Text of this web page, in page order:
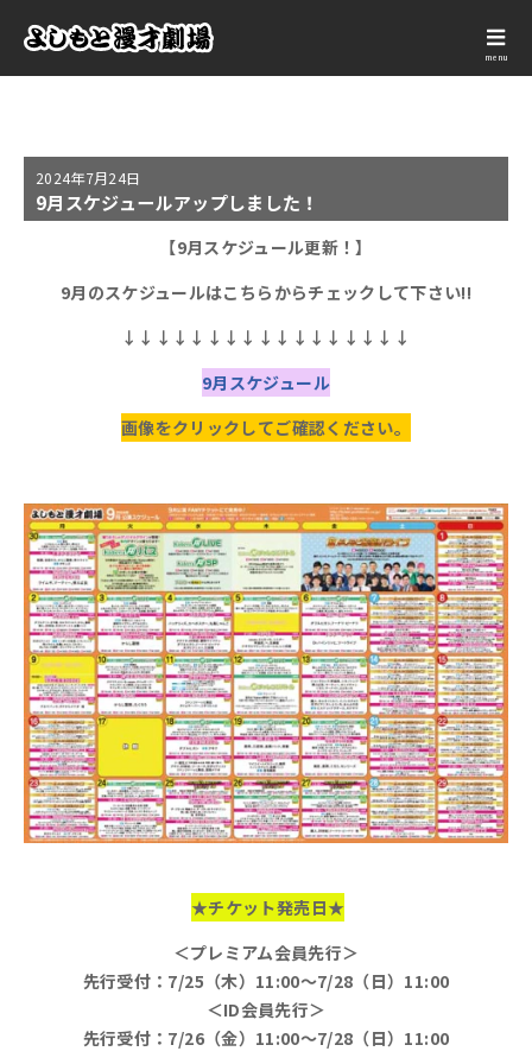
menu
2024年7月24日
9月スケジュールアップしました！
【9月スケジュール更新！】
9月 のスケジュールはこちらからチェックして下さい!!
↓↓↓↓↓↓↓↓↓↓↓↓↓↓↓↓↓
9月スケジュール
画像をクリックしてご確認ください。
★チケット発売日★
＜プレミアム会員先行＞
先行受付：7/25（木）11:00～7/28（日）11:00
＜ID会員先行＞
先行受付：7/26（金）11:00～7/28（日）11:00